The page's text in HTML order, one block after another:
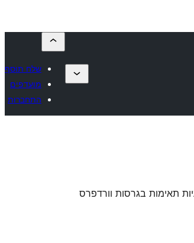
שלח תוסף
מועדפים
התחברות
תאימות בגרסות וורדפרס